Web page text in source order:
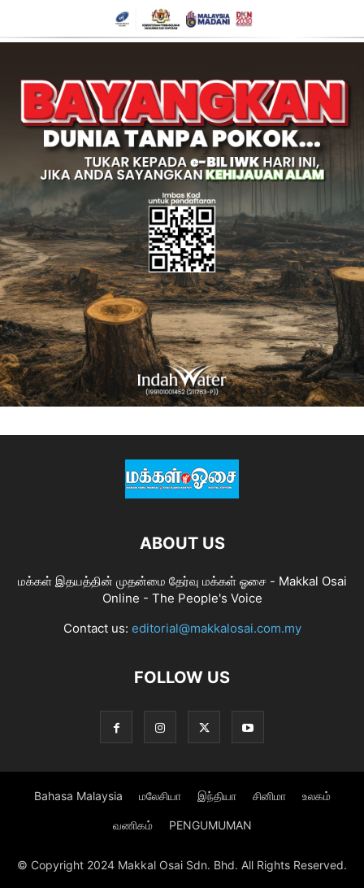
ABOUT US
மக்கள் இதயத்தின் முதன்மை தேர்வு மக்கள் ஓசை - Makkal Osai
Online - The People's Voice
Contact us: editorial@makkalosai.com.my
FOLLOW US
Bahasa Malaysia மலேசியா இந்தியா சினிமா உலகம்
வணிகம் PENGUMUMAN
© Copyright 2024 Makkal Osai Sdn. Bhd. All Rights Reserved.